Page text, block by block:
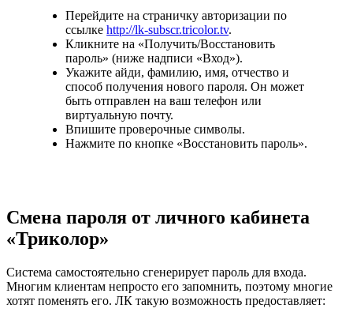
Перейдите на страничку авторизации по
ссылкеhttp://lk-subscr.tricolor.tv.
Кликните на «Получить/Восстановить
пароль» (ниже надписи «Вход»).
Укажите айди, фамилию, имя, отчество и
способ получения нового пароля. Он может
быть отправлен на ваш телефон или
виртуальную почту.
Впишите проверочные символы.
Нажмите по кнопке «Восстановить пароль».
Смена пароля от личного кабинета
«Триколор»
Система самостоятельно сгенерирует пароль для входа.
Многим клиентам непросто его запомнить, поэтому многие
хотят поменять его. ЛК такую возможность предоставляет: